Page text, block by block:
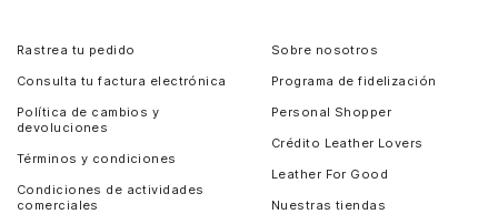
Rastrea tu pedido
Consulta tu factura electrónica
Política de cambios y
devoluciones
Términos y condiciones
Condiciones de actividades
comerciales
Sobre nosotros
Programa de fidelización
Personal Shopper
Crédito Leather Lovers
Leather For Good
Nuestras tiendas